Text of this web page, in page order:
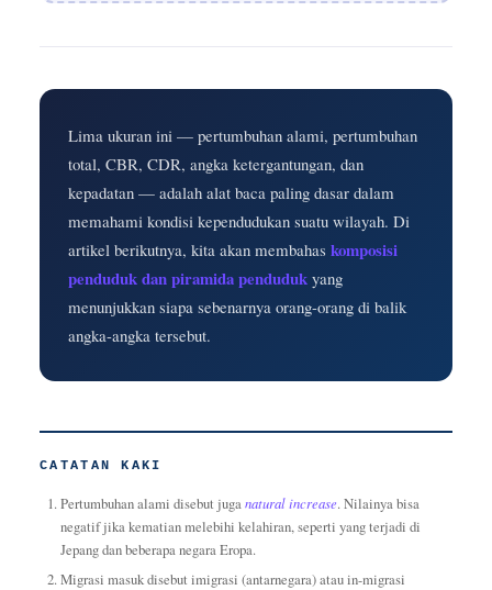
Lima ukuran ini — pertumbuhan alami, pertumbuhan
total, CBR, CDR, angka ketergantungan, dan
kepadatan — adalah alat baca paling dasar dalam
memahami kondisi kependudukan suatu wilayah. Di
artikel berikutnya, kita akan membahas komposisi
penduduk dan piramida pendudukyang
menunjukkan siapa sebenarnya orang-orang di balik
angka-angka tersebut.
CATATAN KAKI
Pertumbuhan alami disebut juganatural increase. Nilainya bisa
negatif jika kematian melebihi kelahiran, seperti yang terjadi di
Jepang dan beberapa negara Eropa.
Migrasi masuk disebut imigrasi (antarnegara) atau in-migrasi